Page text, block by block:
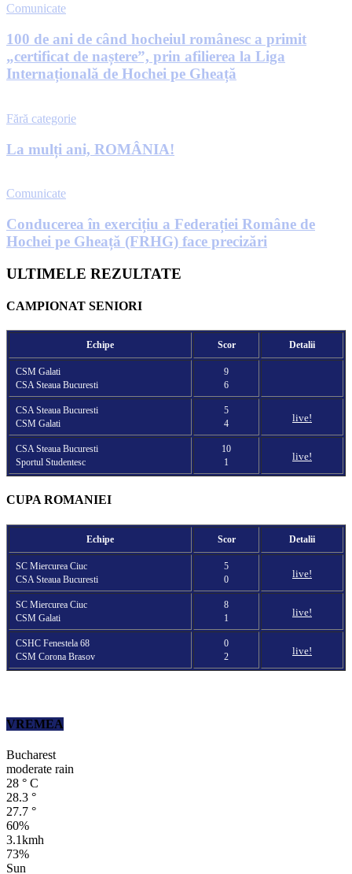
Comunicate
100 de ani de când hocheiul românesc a primit
„certificat de naștere”, prin afilierea la Liga
Internațională de Hochei pe Gheață
Fără categorie
La mulți ani, ROMÂNIA!
Comunicate
Conducerea în exercițiu a Federației Române de
Hochei pe Gheață (FRHG) face precizări
ULTIMELE REZULTATE
CAMPIONAT SENIORI
Echipe Scor Detalii
CSM Galati
CSA Steaua Bucuresti
9
6
CSA Steaua Bucuresti
CSM Galati
5
4
live!
CSA Steaua Bucuresti
Sportul Studentesc
10
1
live!
CUPA ROMANIEI
Echipe Scor Detalii
SC Miercurea Ciuc
CSA Steaua Bucuresti
5
0
live!
SC Miercurea Ciuc
CSM Galati
8
1
live!
CSHC Fenestela 68
CSM Corona Brasov
0
2
live!
VREMEA
Bucharest
moderate rain
28 ° C
28.3 °
27.7 °
60%
3.1kmh
73%
Sun